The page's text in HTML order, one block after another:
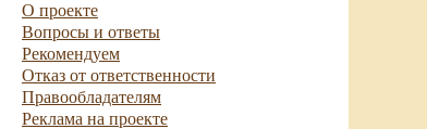
О проекте
Вопросы и ответы
Рекомендуем
Отказ от ответственности
Правообладателям
Реклама на проекте